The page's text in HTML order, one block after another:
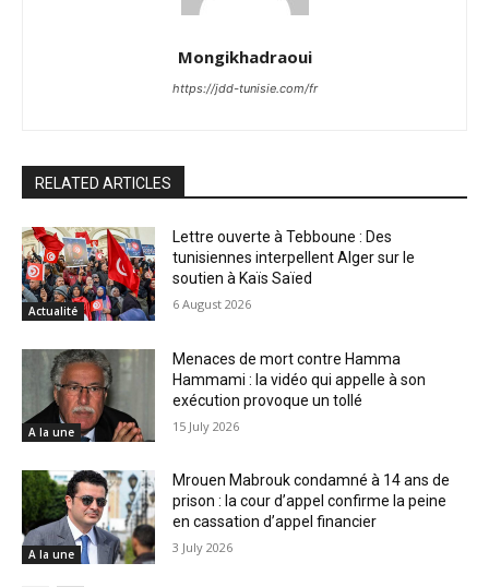
Mongikhadraoui
https://jdd-tunisie.com/fr
RELATED ARTICLES
Actualité
Lettre ouverte à Tebboune : Des
tunisiennes interpellent Alger sur le
soutien à Kaïs Saïed
6 August 2026
A la une
Menaces de mort contre Hamma
Hammami : la vidéo qui appelle à son
exécution provoque un tollé
15 July 2026
A la une
Mrouen Mabrouk condamné à 14 ans de
prison : la cour d’appel confirme la peine
en cassation d’appel financier
3 July 2026